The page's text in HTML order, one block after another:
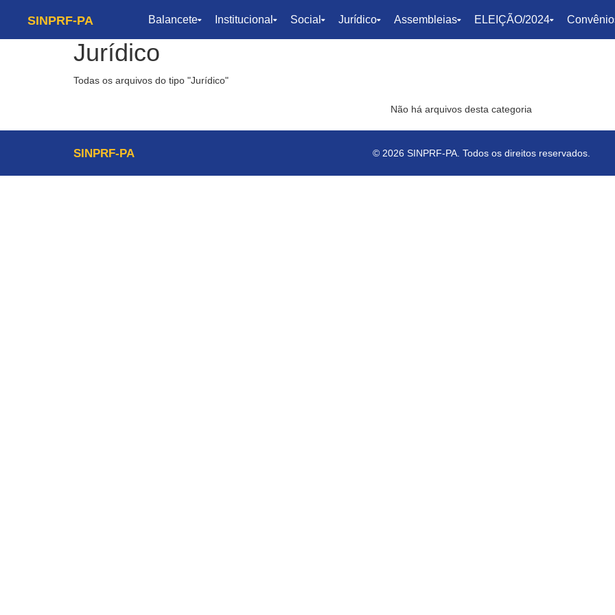
SINPRF-PA Balancete Institucional Social Jurídico Assembleias ELEIÇÃO/2024
Jurídico
Todas os arquivos do tipo "Jurídico"
Não há arquivos desta categoria
SINPRF-PA © 2026 SINPRF-PA. Todos os direitos reservados.